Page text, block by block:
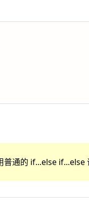
普通的 if...else if...else